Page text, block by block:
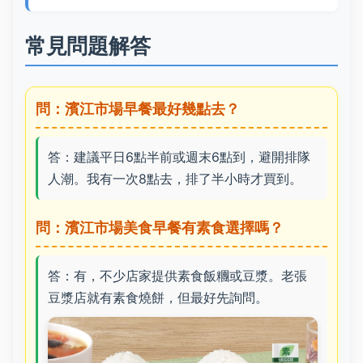
常見問題解答
問：濱江市場早餐最好幾點去？
答：建議平日6點半前或週末6點到，避開排隊
人潮。我有一次8點去，排了半小時才買到。
問：濱江市場美食早餐有素食選擇嗎？
答：有，不少店家提供素食飯糰或豆漿。老張
豆漿店就有素食燒餅，但最好先詢問。